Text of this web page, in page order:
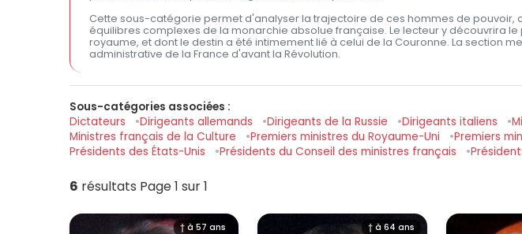
Cette sous-catégorie permet d'analyser la trajectoire de ces hommes de
équilibres complexes de la monarchie absolue française. Le lecteur y découvrira
royaume, et dont le destin a été intimement lié à celui de la Couronne. La section
administrative de la France d'avant la Révolution.
Sous-catégories associées :
Dictateurs
Dirigeants allemands Dirigeants de la Russie Dirigeants italiens
Ministres français de la Culture
Premiers ministres du Royaume-Uni Premiers
Présidents des États-Unis
Présidents du Conseil des ministres français
6 résultats Page 1 sur 1
† à 57 ans † à 64 ans